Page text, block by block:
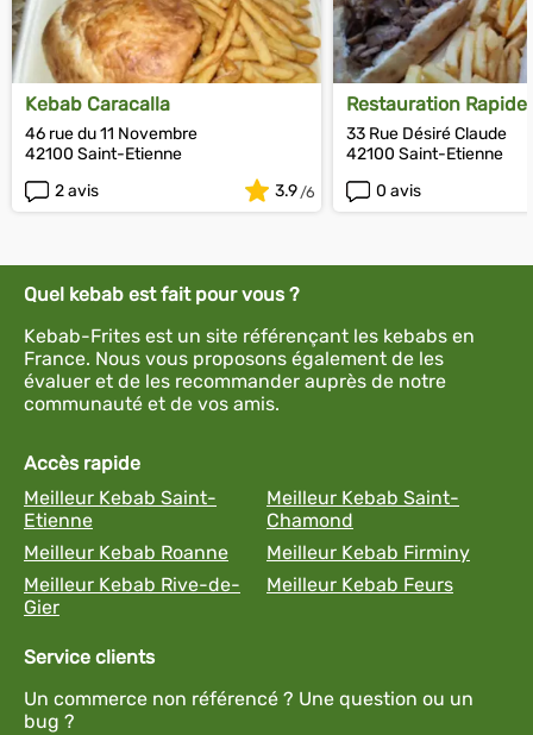
Kebab Caracalla
46 rue du 11 Novembre
42100 Saint-Etienne
2 avis
3.9
Restauration Rapide
Des Alliers
33 Rue Désiré Claude
42100 Saint-Etienne
0 avis
Quel kebab est fait pour vous ?
Kebab-Frites est un site référençant les kebabs en
France. Nous vous proposons également de les
évaluer et de les recommander auprès de notre
communauté et de vos amis.
Accès rapide
Meilleur Kebab Saint-
Etienne
Meilleur Kebab Saint-
Chamond
Meilleur Kebab Roanne
Meilleur Kebab Firminy
Meilleur Kebab Rive-de-
Gier
Meilleur Kebab Feurs
Service clients
Un commerce non référencé ? Une question ou un
bug ?